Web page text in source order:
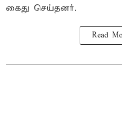
கைது செய்தனர்.
Read